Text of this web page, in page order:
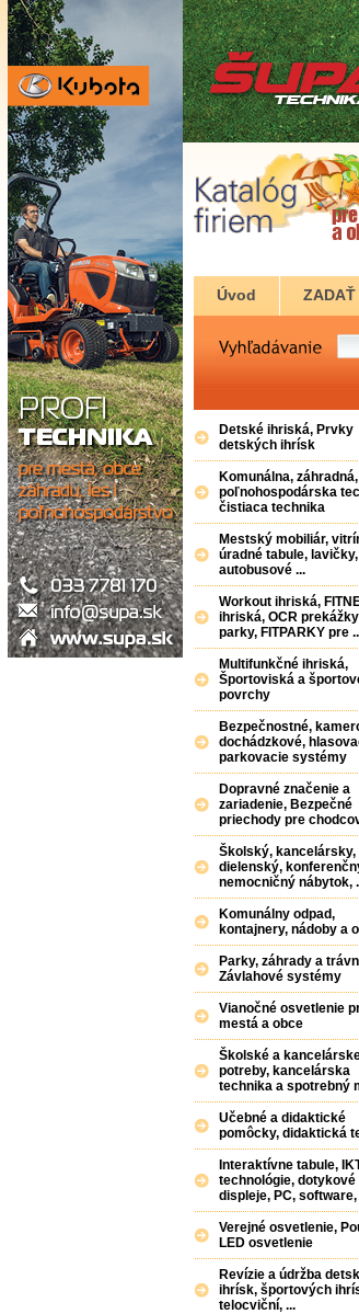
Úvod ZADAŤ
Detské ihriská, Prvky
detských ihrísk
Komunálna,
poľnohospodárska
čistiaca technika
Mestský mobiliár,
úradné tabule,
autobusové ...
Workout ihriská,
ihriská, OCR
parky, FITPARKY pre
Multifunkčné ihriská,
Športoviská a
povrchy
Bezpečnostné,
dochádzkové,
parkovacie systémy
Dopravné značenie a
zariadenie, Bezpečné
priechody pre
Školský, kancelársky,
dielenský,
nemocničný nábytok,
Komunálny odpad,
kontajnery, nádoby a
Parky, záhrady a
Závlahové systémy
Vianočné osvetlenie
mestá a obce
Školské a
potreby, kancelárska
technika a spotrebný
Učebné a didaktické
pomôcky, didaktická
Interaktívne tabule,
technológie, dotykové
displeje, PC, software,
Verejné osvetlenie,
LED osvetlenie
Revízie a údržba
ihrísk, športových
telocviční, ...